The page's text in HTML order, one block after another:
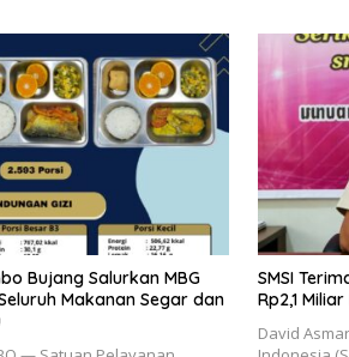
Bujang Salurkan MBG
Makanan Segar dan
SMSI
Rp2,1 Miliar
David